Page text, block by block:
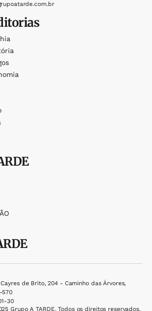
de Brito, 204 - Caminho das Árvores,
570
30
Grupo A TARDE. Todos os direitos reservados.